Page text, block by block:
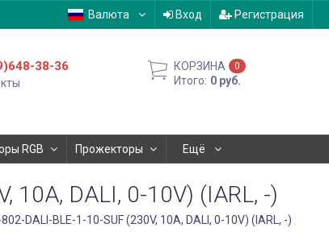
Валюта Вход Регистрация
38-36 КОРЗИНА 0
Итого: 0 руб.
RGB Прожекторы Ещё
10A, DALI, 0-10V) (IARL, -)
DALI-BLE-1-10-SUF (230V, 10A, DALI, 0-10V) (IARL, -)